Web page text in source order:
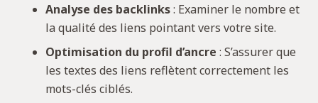
Analyse des backlinks: Examiner le nombre et
la qualité des liens pointant vers votre site.
Optimisation du profil d’ancre : S’assurer que
les textes des liens reflètent correctement les
mots-clés ciblés.